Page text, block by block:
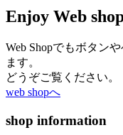
Enjoy Web
Web Shopでもボタン
ます。
どうぞご覧ください。
web shopへ
shop information